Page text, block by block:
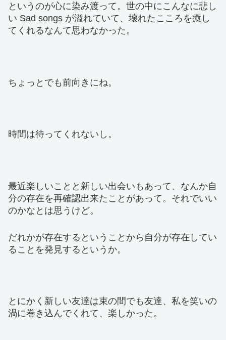
というのが心に染み渡って。世の中にこんなに悲し
い Sad songs が溢れていて、壊れたこころを癒し
てくれるなんて思わなかった。
ちょっとでも前向きにね。
時間は待ってくれないし。
最近楽しいことと新しい出会いもあって、なんか自
分の存在を再確認出来たことがあって。それでいい
のかなとは思うけど。
だれかが存在するということから自分が存在してい
ることを発見するというか。
とにかく新しい友達は束の間でも友達、私を笑いの
渦に巻き込んでくれて、楽しかった。